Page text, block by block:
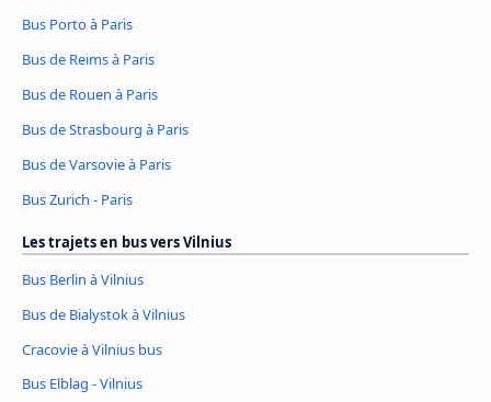
Bus Porto à Paris
Bus de Reims à Paris
Bus de Rouen à Paris
Bus de Strasbourg à Paris
Bus de Varsovie à Paris
Bus Zurich - Paris
Les trajets en bus vers Vilnius
Bus Berlin à Vilnius
Bus de Bialystok à Vilnius
Cracovie à Vilnius bus
Bus Elblag - Vilnius